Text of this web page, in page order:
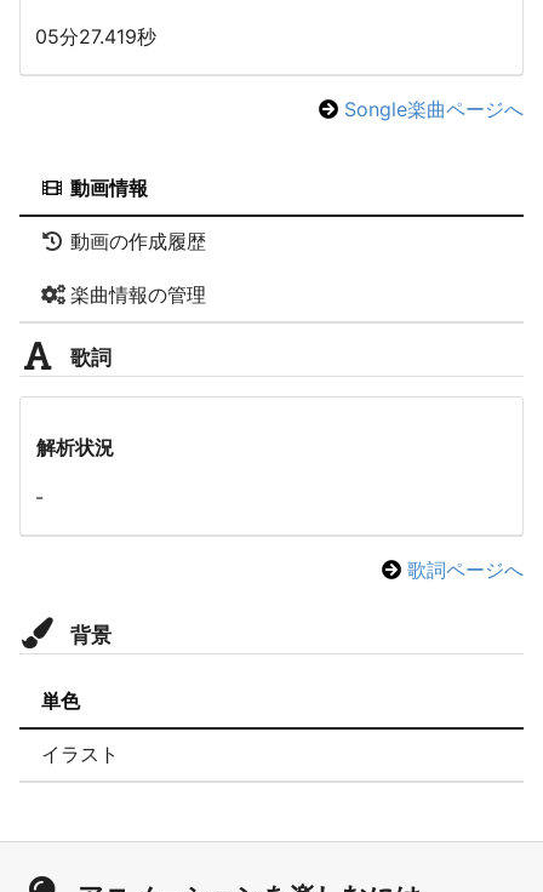
05分27.419秒
Songle楽曲ページへ
動画情報
動画の作成履歴
楽曲情報の管理
歌詞
解析状況
-
歌詞ページへ
背景
単色
イラスト